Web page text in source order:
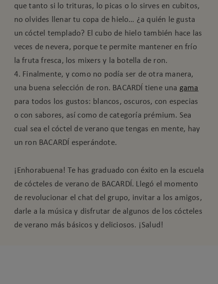
que tanto si lo trituras, lo picas o lo sirves en cubitos,
no olvides llenar tu copa de hielo… ¿a quién le gusta
un cóctel templado? El cubo de hielo también hace las
veces de nevera, porque te permite mantener en frío
la fruta fresca, los mixers y la botella de ron.
4. Finalmente, y como no podía ser de otra manera,
una buena selección de ron. BACARDÍ tiene una gama
para todos los gustos: blancos, oscuros, con especias
o con sabores, así como de categoría prémium. Sea
cual sea el cóctel de verano que tengas en mente, hay
un ron BACARDÍ esperándote.
¡Enhorabuena! Te has graduado con éxito en la escuela
de cócteles de verano de BACARDÍ. Llegó el momento
de revolucionar el chat del grupo, invitar a los amigos,
darle a la música y disfrutar de algunos de los cócteles
de verano más básicos y deliciosos. ¡Salud!